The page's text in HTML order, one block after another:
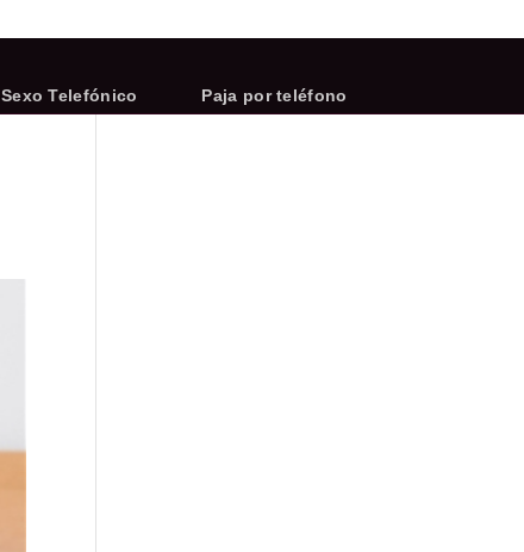
Sexo Telefónico Paja por teléfono